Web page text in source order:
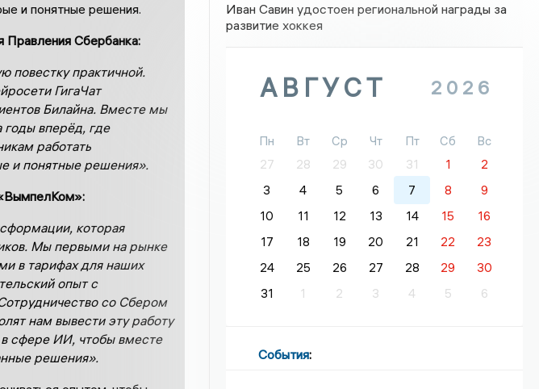
и понятные решения.
Сбербанка:
практичной.
ГигаЧат
Билайна. Вместе мы
годы вперёд, где
работать
и понятные решения».
которая
Мы первыми на рынке
в тарифах для наших
опыт с
со Сбером
нам вывести эту работу
в сфере ИИ, чтобы вместе
решения».
Иван Савин удостоен региональной награды за
развитие хоккея
АВГУСТ 2026
Пн Вт Ср Чт Пт Сб
Вс
27
28 29 30 31 1
2
3
4 5 6 7 8
9
10
11 12 13 14 15
16
17
18 19 20 21 22
23
24
25 26 27 28 29
30
31
1 2 3 4 5 6
События: